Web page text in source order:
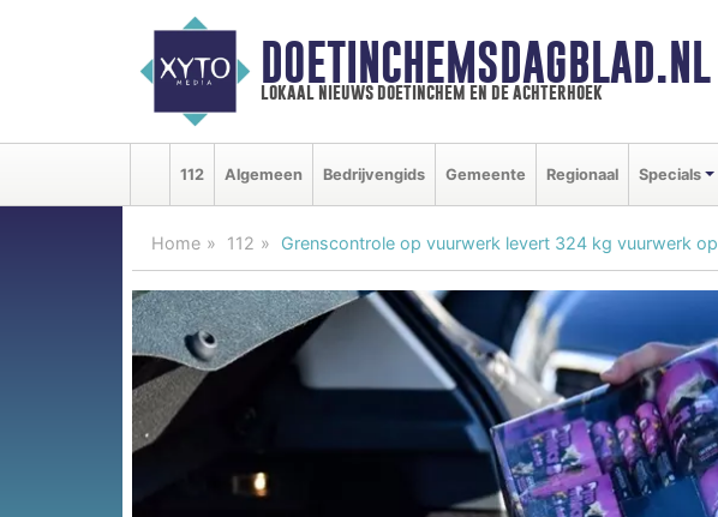
DOETINCHEMSDAGBLAD.NL
lokaal nieuws doetinchem en de achterhoek
112 Algemeen Bedrijvengids Gemeente Regionaal Specials
Home 112 Grenscontrole op vuurwerk levert 324 kg vuurwerk op